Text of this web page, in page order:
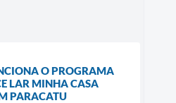
O PROGRAMA
LAR MINHA CASA
PARACATU